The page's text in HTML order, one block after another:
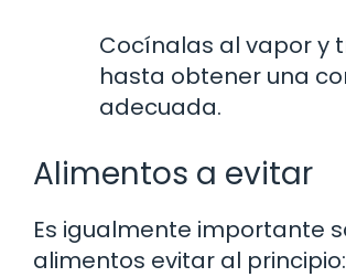
Cocínalas al vapor y
hasta obtener una
adecuada.
Alimentos a evitar
Es igualmente importante
alimentos evitar al principio: